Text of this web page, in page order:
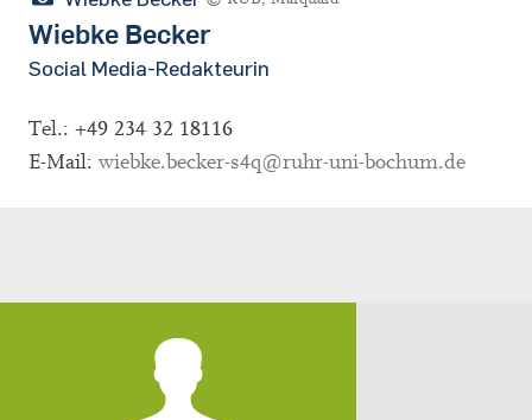
Wiebke Becker
Social Media-Redakteurin
Tel.: +49 234 32 18116
E-Mail: wiebke.becker-s4q@ruhr-uni-bochum.de